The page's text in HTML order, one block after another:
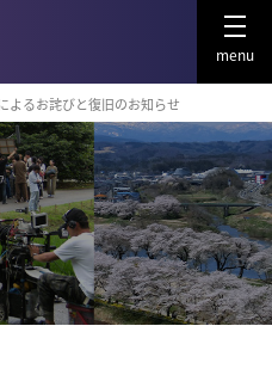
menu
よるお詫びと復旧のお知らせ